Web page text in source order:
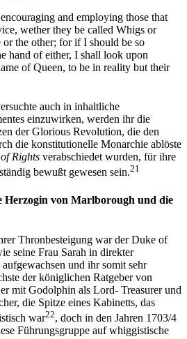
and employing those that
wether they be called Whigs or
the other; for if I should be so
hand of either, I shall look upon
of Queen, to be in reality but their
auch in inhaltliche
einzuwirken, werden ihr die
der Glorious Revolution, die den
die konstitutionelle Monarchie ablöste
Rights verabschiedet wurden, für ihre
bewußt gewesen sein.21
Herzogin von Marlborough und die
Thronbesteigung war der Duke of
seine Frau Sarah in direkter
und ihr somit sehr
der königlichen Ratgeber von
mit Godolphin als Lord- Treasurer und
die Spitze eines Kabinetts, das
war22, doch in den Jahren 1703/4
Führungsgruppe auf whiggistische